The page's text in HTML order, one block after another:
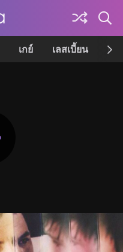
เกย์ เลสเบี้ยน เค